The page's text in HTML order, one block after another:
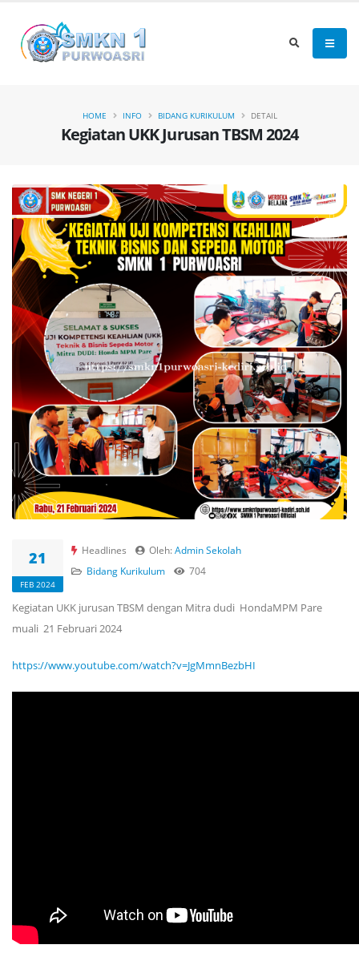
Kegiatan UKK Jurusan TBSM 2024
HOME INFO BIDANG KURIKULUM DETAIL
21
FEB 2024
Headlines Oleh:Admin Sekolah
Bidang Kurikulum
704
Kegiatan UKK jurusan TBSM dengan Mitra dudi HondaMPM Pare
muali 21 Februari 2024
https://www.youtube.com/watch?v=JgMmnBezbHI